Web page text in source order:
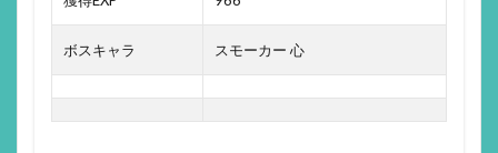
ボスキャラ スモーカー 心